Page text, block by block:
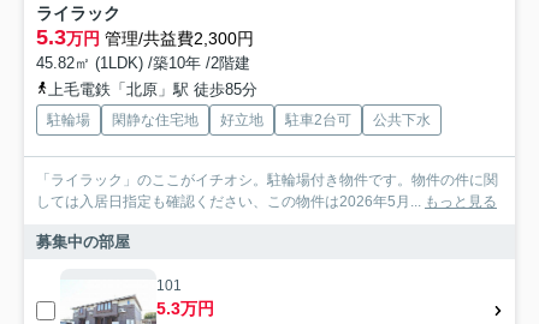
ライラック
5.3万円 管理/共益費2,300円
45.82㎡ (1LDK) /築10年 /2階建
上毛電鉄「北原」駅 徒歩85分
駐輪場 閑静な住宅地 好立地 駐車2台可 公共下水
「ライラック」のここがイチオシ。駐輪場付き物件です。物件の件に関
しては入居日指定も確認ください、この物件は2026年5月... もっと見る
募集中の部屋
101
5.3万円